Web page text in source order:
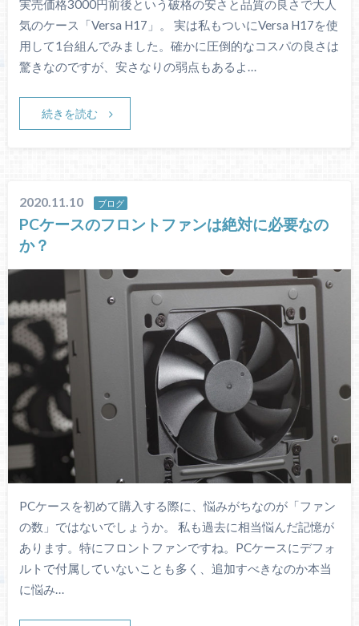
実売価格3000円前後という破格の安さと品質の良さで大人
気のケース「Versa H17」。 実は私もついにVersa H17を使
用して1台組んでみました。確かに圧倒的なコスパの良さは
驚きなのですが、安さなりの弱点もあるよ…
続きを読む
2020.11.10 ブログ
PCケースのフロントファンは絶対に必要なの
か？
PCケースを初めて購入する際に、悩みがちなのが「ファン
の数」ではないでしょうか。 私も過去に相当悩んだ記憶が
あります。特にフロントファンですね。PCケースにデフォ
ルトで付属していないことも多く、追加すべきなのか本当
に悩み…